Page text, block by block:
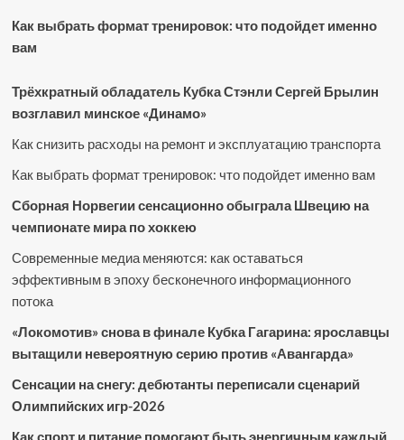
Как выбрать формат тренировок: что подойдет именно
вам
Трёхкратный обладатель Кубка Стэнли Сергей Брылин
возглавил минское «Динамо»
Как снизить расходы на ремонт и эксплуатацию транспорта
Как выбрать формат тренировок: что подойдет именно вам
Сборная Норвегии сенсационно обыграла Швецию на
чемпионате мира по хоккею
Современные медиа меняются: как оставаться
эффективным в эпоху бесконечного информационного
потока
«Локомотив» снова в финале Кубка Гагарина: ярославцы
вытащили невероятную серию против «Авангарда»
Сенсации на снегу: дебютанты переписали сценарий
Олимпийских игр-2026